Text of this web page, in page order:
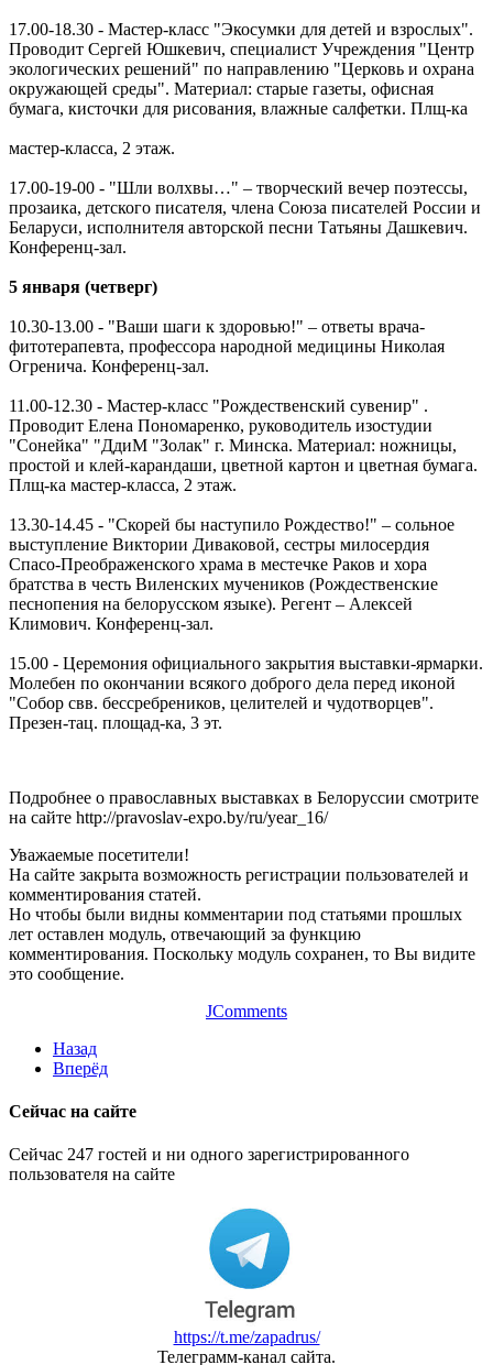
17.00-18.30 - Мастер-класс "Экосумки для детей и взрослых".
Проводит Сергей Юшкевич, специалист Учреждения "Центр
экологических решений" по направлению "Церковь и охрана
окружающей среды". Материал: старые газеты, офисная
бумага, кисточки для рисования, влажные салфетки. Плщ-ка
мастер-класса, 2 этаж.
17.00-19-00 - "Шли волхвы…" – творческий вечер поэтессы,
прозаика, детского писателя, члена Союза писателей России и
Беларуси, исполнителя авторской песни Татьяны Дашкевич.
Конференц-зал.
5 января (четверг)
10.30-13.00 - "Ваши шаги к здоровью!" – ответы врача-
фитотерапевта, профессора народной медицины Николая
Огренича. Конференц-зал.
11.00-12.30 - Мастер-класс "Рождественский сувенир" .
Проводит Елена Пономаренко, руководитель изостудии
"Сонейка" "ДдиМ "Золак" г. Минска. Материал: ножницы,
простой и клей-карандаши, цветной картон и цветная бумага.
Плщ-ка мастер-класса, 2 этаж.
13.30-14.45 - "Скорей бы наступило Рождество!" – сольное
выступление Виктории Диваковой, сестры милосердия
Спасо-Преображенского храма в местечке Раков и хора
братства в честь Виленских мучеников (Рождественские
песнопения на белорусском языке). Регент – Алексей
Климович. Конференц-зал.
15.00 - Церемония официального закрытия выставки-ярмарки.
Молебен по окончании всякого доброго дела перед иконой
"Собор свв. бессребреников, целителей и чудотворцев".
Презен-тац. площад-ка, 3 эт.
Подробнее о православных выставках в Белоруссии смотрите
на сайте http://pravoslav-expo.by/ru/year_16/
Уважаемые посетители!
На сайте закрыта возможность регистрации пользователей и
комментирования статей.
Но чтобы были видны комментарии под статьями прошлых
лет оставлен модуль, отвечающий за функцию
комментирования. Поскольку модуль сохранен, то Вы видите
это сообщение.
JComments
Назад
Вперёд
Сейчас на сайте
Сейчас 247 гостей и ни одного зарегистрированного
пользователя на сайте
https://t.me/zapadrus/
Телеграмм-канал сайта.